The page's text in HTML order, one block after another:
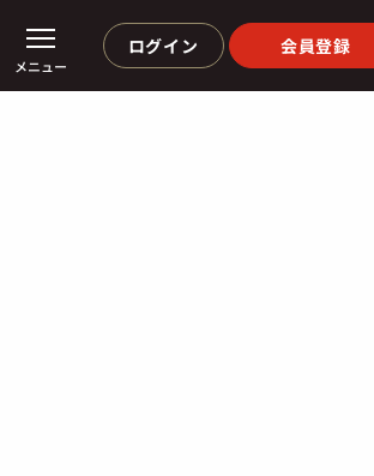
メニュー
ログイン 会員登録